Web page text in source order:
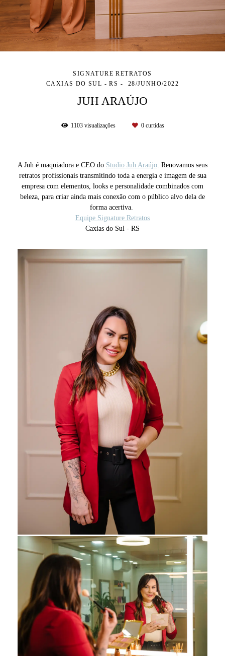
SIGNATURE RETRATOS
CAXIAS DO SUL - RS
28/JUNHO/2022
JUH ARAÚJO
1103visualizações 0curtidas
A Juh é maquiadora e CEO do Studio Juh Araújo. Renovamos seus
retratos profissionais transmitindo toda a energia e imagem de sua
empresa com elementos, looks e personalidade combinados com
beleza, para criar ainda mais conexão com o público alvo dela de
forma acertiva.
Equipe Signature Retratos
Caxias do Sul - RS